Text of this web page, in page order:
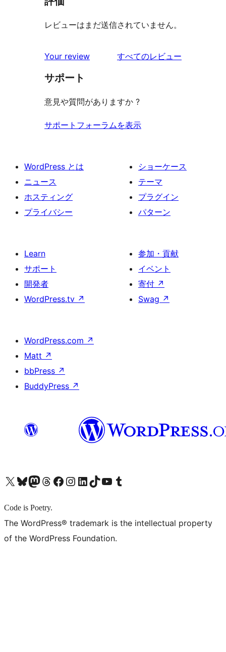
レビューはまだ送信されていません。
Your review すべてのレビュー
サポート
意見や質問がありますか ?
サポートフォーラムを表示
WordPress とは
ニュース
ホスティング
プライバシー
ショーケース
テーマ
プラグイン
パターン
Learn
サポート
開発者
WordPress.tv ↗
参加・貢献
イベント
寄付 ↗
Swag ↗
WordPress.com ↗
Matt ↗
bbPress ↗
BuddyPress ↗
X (旧 Twitter) アカウントへBluesky アカウントへMastodon アカウントへThreads アカウントへ Facebook ページへInstagram アカウントへ LinkedIn アカウントへTikTok アカウントへYouTube チャンネルへ Tumblr アカウントへ
Code is Poetry.
The WordPress® trademark is the intellectual property
of the WordPress Foundation.